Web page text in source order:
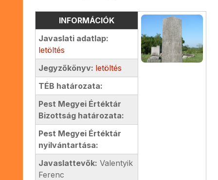
INFORMÁCIÓK
Javaslati adatlap:
letöltés
Jegyzőkönyv: letöltés
TÉB határozata:
Pest Megyei Értéktár
Bizottság határozata:
Pest Megyei Értéktár
nyilvántartása:
Javaslattevők: Valentyik
Ferenc